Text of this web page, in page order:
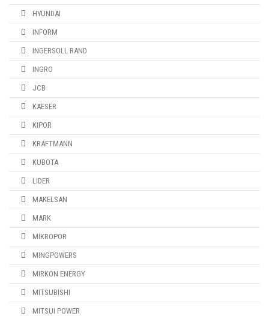
HYUNDAI
INFORM
INGERSOLL RAND
INGRO
JCB
KAESER
KIPOR
KRAFTMANN
KUBOTA
LIDER
MAKELSAN
MARK
MIKROPOR
MINGPOWERS
MIRKON ENERGY
MITSUBISHI
MITSUI POWER